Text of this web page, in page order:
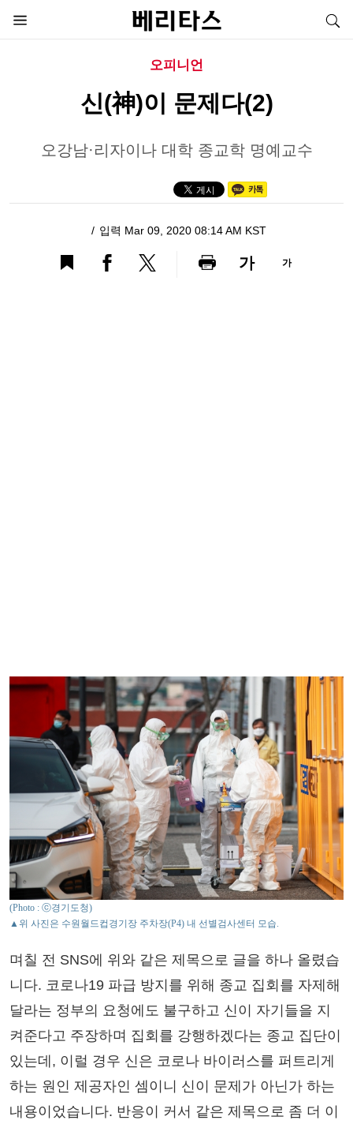
오피니언
신(神)이 문제다(2)
오강남·리자이나 대학 종교학 명예교수
입력 Mar 09, 2020 08:14 AM KST
가 가
(Photo : ⓒ경기도청)
▲위 사진은 수원월드컵경기장 주차장(P4) 내 선별검사센터 모습.
며칠 전 SNS에 위와 같은 제목으로 글을 하나 올렸습
니다. 코로나19 파급 방지를 위해 종교 집회를 자제해
달라는 정부의 요청에도 불구하고 신이 자기들을 지
켜준다고 주장하며 집회를 강행하겠다는 종교 집단이
있는데, 이럴 경우 신은 코로나 바이러스를 퍼트리게
하는 원인 제공자인 셈이니 신이 문제가 아닌가 하는
내용이었습니다. 반응이 커서 같은 제목으로 좀 더 이